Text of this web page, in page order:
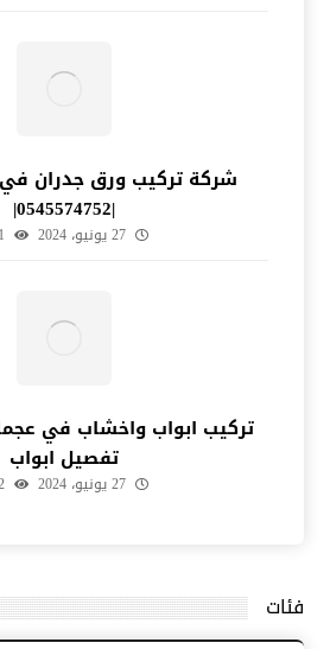
شركة تركيب ورق جدران
|0545574752|
27 يونيو، 2024
تفصيل ابواب
27 يونيو، 2024
فئات